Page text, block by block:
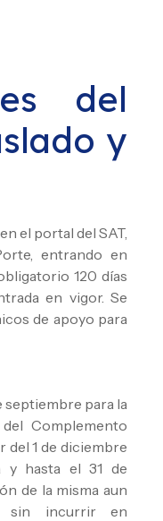
del
y
el portal del SAT,
entrando en
120 días
en vigor. Se
de apoyo para
septiembre para la
Complemento
del 1 de diciembre
y hasta el 31 de
de la misma aun
sin incurrir en